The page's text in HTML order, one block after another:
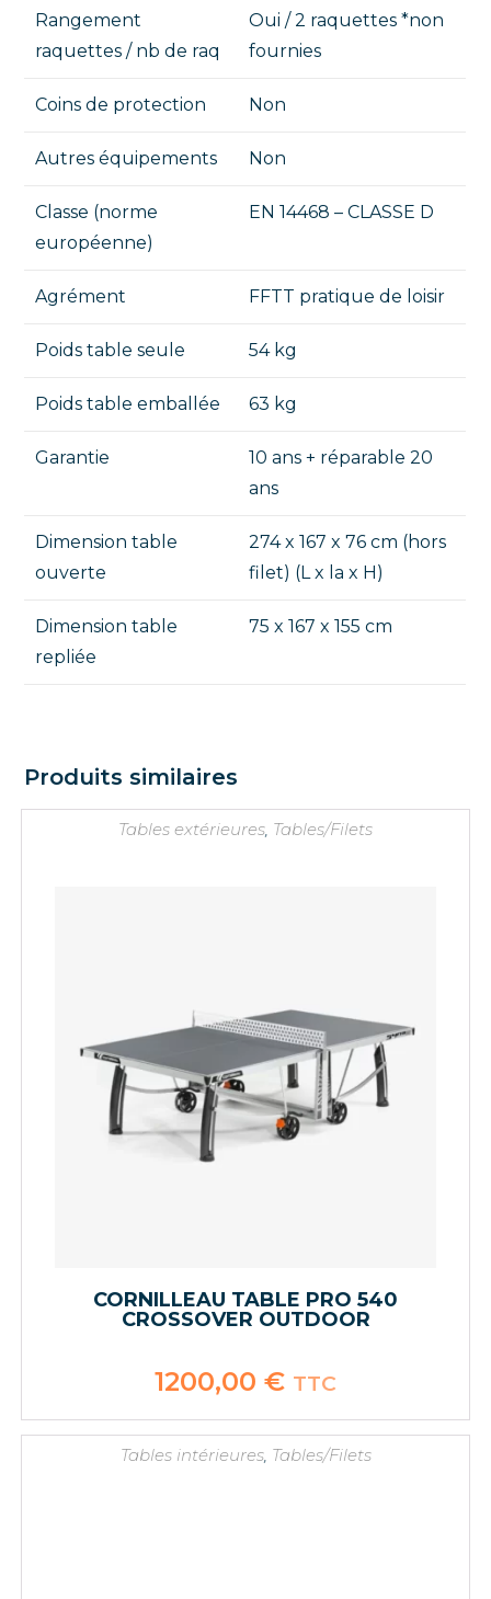
Rangement
raquettes / nb de raq
Oui / 2 raquettes *non
fournies
Coins de protection Non
Autres équipements Non
Classe (norme
européenne)
EN 14468 – CLASSE D
Agrément FFTT pratique de loisir
Poids table seule 54 kg
Poids table emballée 63 kg
Garantie
10 ans + réparable 20
ans
Dimension table
ouverte
274 x 167 x 76 cm (hors
filet) (L x la x H)
Dimension table
repliée
75 x 167 x 155 cm
Produits similaires
Tables extérieures Tables/Filets
CORNILLEAU TABLE PRO 540
CROSSOVER OUTDOOR
1200,00 € TTC
Tables intérieures, Tables/Filets